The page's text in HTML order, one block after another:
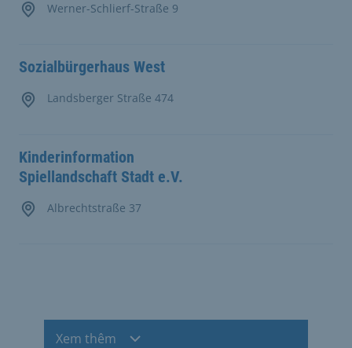
Werner-Schlierf-Straße 9
Sozialbürgerhaus West
Landsberger Straße 474
Kinderinformation
Spiellandschaft Stadt e.V.
Albrechtstraße 37
Xem thêm